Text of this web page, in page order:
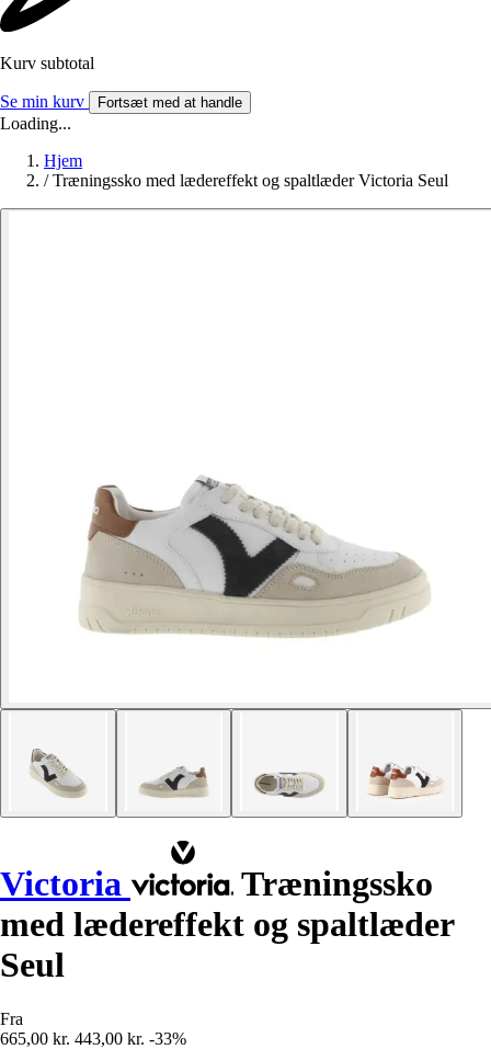
Kurv subtotal
Se min kurv Fortsæt med at handle
Loading...
Hjem
/ Træningssko med lædereffekt og spaltlæder Victoria Seul
Victoria
Træningssko
med lædereffekt og spaltlæder
Seul
Fra
665,00 kr. 443,00 kr. -33%